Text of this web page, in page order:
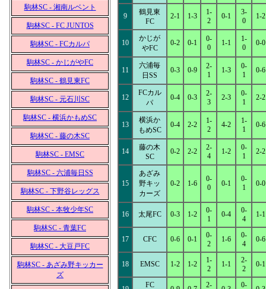
駒林SC - 湘南ルベント
駒林SC - FC JUNTOS
駒林SC - FCカルパ
駒林SC - かじがやFC
駒林SC - 鶴見東FC
駒林SC - 元石川SC
駒林SC - 横浜かもめSC
駒林SC - 藤の木SC
駒林SC - EMSC
駒林SC - 六浦毎日SS
駒林SC - 下野谷レッグス
駒林SC - 本牧少年SC
駒林SC - 青葉FC
駒林SC - 大豆戸FC
駒林SC - あざみ野キッカー
ズ
9
鶴見東
FC
2-1 1-3
1-
2
0-1
3-
0
1-2
10
かじが
やFC
0-2 0-1
0-
0
1-1
1-
0
0-0
11
六浦毎
日SS
0-3 0-9
2-
1
1-3
0-
1
0-6
12
FCカル
パ
0-4 0-3
2-
3
2-3
0-
1
2-2
13
横浜か
もめSC
0-4 2-2
1-
2
4-2
1-
1
0-6
14
藤の木
SC
0-2 2-2
2-
4
1-2
0-
1
2-2
15
あざみ
野キッ
カーズ
0-2 1-6
0-
0
0-1
0-
1
0-0
16 太尾FC 0-3 1-2
0-
1
0-4
0-
4
1-1
17 CFC 0-6 0-1
0-
2
1-6
0-
4
0-6
18 EMSC 1-2 1-2
1-
2
1-1
2-
2
0-1
FC
2-
0-